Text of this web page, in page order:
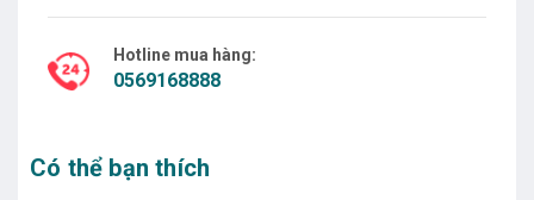
Hotline mua hàng:
0569168888
Có thể bạn thích